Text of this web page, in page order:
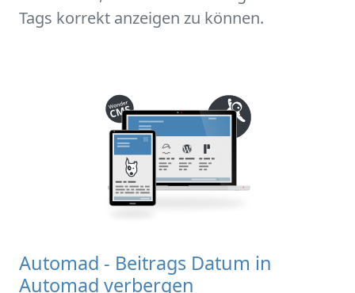
Tags korrekt anzeigen zu können.
Automad - Beitrags Datum in
Automad verbergen